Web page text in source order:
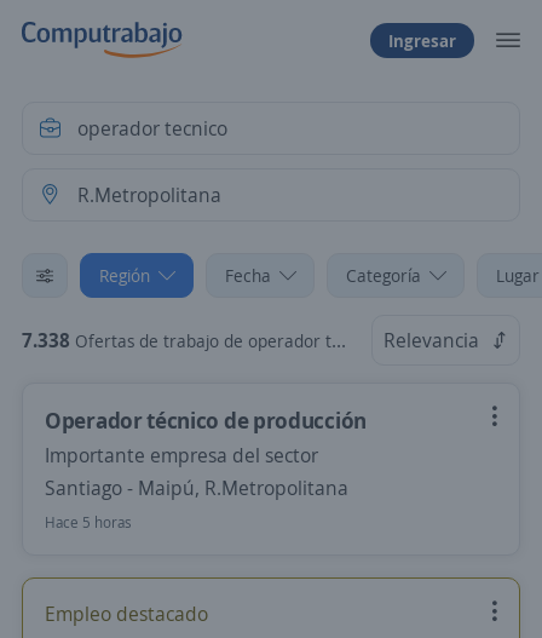
Ingresar
Región Fecha Categoría
7.338 Ofertas de trabajo de operador tecnico en R.Metropolitana Relevancia
Operador técnico de producción
Importante empresa del sector
Santiago - Maipú, R.Metropolitana
Hace 5 horas
Empleo destacado